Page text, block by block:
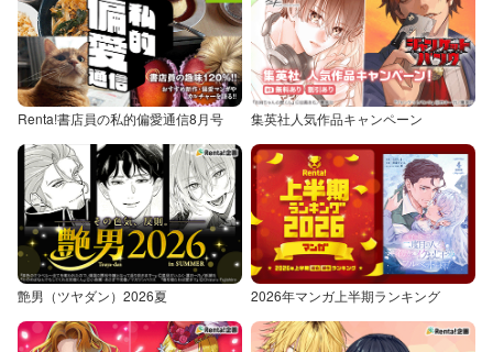
Renta!書店員の私的偏愛通信8月号 集英社人気作品キャンペーン
艶男（ツヤダン）2026夏 2026年マンガ上半期ランキング